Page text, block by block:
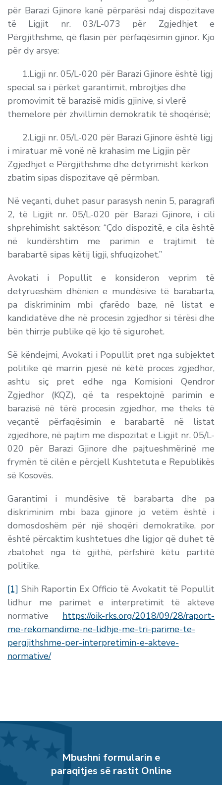
për Barazi Gjinore kanë përparësi ndaj dispozitave
të Ligjit nr. 03/L-073 për Zgjedhjet e
Përgjithshme, që flasin për përfaqësimin gjinor. Kjo
për dy arsye:
1.Ligji nr. 05/L-020 për Barazi Gjinore është ligj
special sa i përket garantimit, mbrojtjes dhe
promovimit të barazisë midis gjinive, si vlerë
themelore për zhvillimin demokratik të shoqërisë;
2.Ligji nr. 05/L-020 për Barazi Gjinore është ligj
i miratuar më vonë në krahasim me Ligjin për
Zgjedhjet e Përgjithshme dhe detyrimisht kërkon
zbatim sipas dispozitave që përmban.
Në veçanti, duhet pasur parasysh nenin 5, paragrafi
2, të Ligjit nr. 05/L-020 për Barazi Gjinore, i cili
shprehimisht saktëson: “Çdo dispozitë, e cila është
në kundërshtim me parimin e trajtimit të
barabartë sipas këtij ligji, shfuqizohet.”
Avokati i Popullit e konsideron veprim të
detyrueshëm dhënien e mundësive të barabarta,
pa diskriminim mbi çfarëdo baze, në listat e
kandidatëve dhe në procesin zgjedhor si tërësi dhe
bën thirrje publike që kjo të sigurohet.
Së këndejmi, Avokati i Popullit pret nga subjektet
politike që marrin pjesë në këtë proces zgjedhor,
ashtu siç pret edhe nga Komisioni Qendror
Zgjedhor (KQZ), që ta respektojnë parimin e
barazisë në tërë procesin zgjedhor, me theks të
veçantë përfaqësimin e barabartë në listat
zgjedhore, në pajtim me dispozitat e Ligjit nr. 05/L-
020 për Barazi Gjinore dhe pajtueshmërinë me
frymën të cilën e përcjell Kushtetuta e Republikës
së Kosovës.
Garantimi i mundësive të barabarta dhe pa
diskriminim mbi baza gjinore jo vetëm është i
domosdoshëm për një shoqëri demokratike, por
është përcaktim kushtetues dhe ligjor që duhet të
zbatohet nga të gjithë, përfshirë këtu partitë
politike.
[1] Shih Raportin Ex Officio të Avokatit të Popullit
lidhur me parimet e interpretimit të akteve
normative https://oik-rks.org/2018/09/28/raport-
me-rekomandime-ne-lidhje-me-tri-parime-te-
pergjithshme-per-interpretimin-e-akteve-
normative/
Mbushni formularin e
paraqitjes së rastit Online